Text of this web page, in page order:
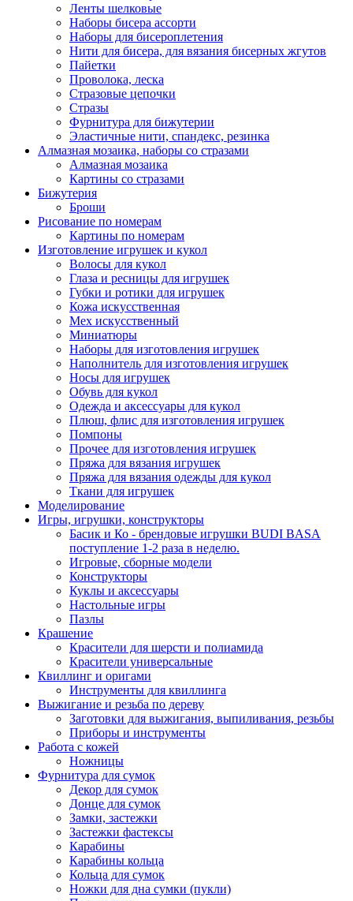
Ленты шелковые
Наборы бисера ассорти
Наборы для бисероплетения
Нити для бисера, для вязания бисерных жгутов
Пайетки
Проволока, леска
Стразовые цепочки
Стразы
Фурнитура для бижутерии
Эластичные нити, спандекс, резинка
Алмазная мозаика, наборы со стразами
Алмазная мозаика
Картины co стразами
Бижутерия
Броши
Рисование по номерам
Картины по номерам
Изготовление игрушек и кукол
Волосы для кукол
Глаза и ресницы для игрушек
Губки и ротики для игрушек
Кожа искусственная
Мех искусственный
Миниатюры
Наборы для изготовления игрушек
Наполнитель для изготовления игрушек
Носы для игрушек
Обувь для кукол
Одежда и аксессуары для кукол
Плюш, флис для изготовления игрушек
Помпоны
Прочее для изготовления игрушек
Пряжа для вязания игрушек
Пряжа для вязания одежды для кукол
Ткани для игрушек
Моделирование
Игры, игрушки, конструкторы
Басик и Ко - брендовые игрушки BUDI BASA
поступление 1-2 раза в неделю.
Игровые, сборные модели
Конструкторы
Куклы и аксессуары
Настольные игры
Пазлы
Крашение
Красители для шерсти и полиамида
Красители универсальные
Квиллинг и оригами
Инструменты для квиллинга
Выжигание и резьба по дереву
Заготовки для выжигания, выпиливания, резьбы
Приборы и инструменты
Работа с кожей
Ножницы
Фурнитура для сумок
Декор для сумок
Донце для сумок
Замки, застежки
Застежки фастексы
Карабины
Карабины кольца
Кольца для сумок
Ножки для дна сумки (пукли)